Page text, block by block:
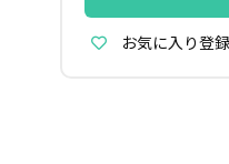
お気に入り登録